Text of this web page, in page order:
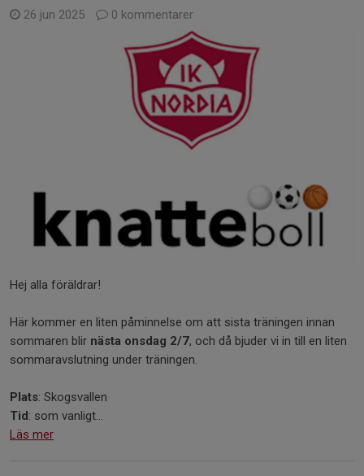
26 jun 2025 0 kommentarer
Hej alla föräldrar!
Här kommer en liten påminnelse om att sista träningen innan
sommaren blir nästa onsdag 2/7, och då bjuder vi in till en liten
sommaravslutning under träningen.
Plats: Skogsvallen
Tid: som vanligt...
Läs mer